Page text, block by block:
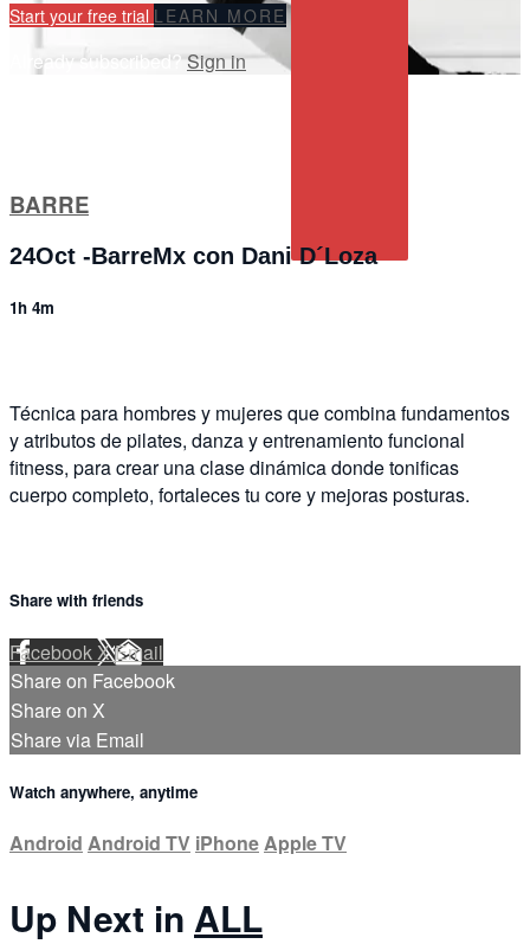
Start your free trial LEARN MORE
Already subscribed?Sign in
BARRE
24Oct -BarreMx con Dani D´Loza
1h 4m
Técnica para hombres y mujeres que combina fundamentos
y atributos de pilates, danza y entrenamiento funcional
fitness, para crear una clase dinámica donde tonificas
cuerpo completo, fortaleces tu core y mejoras posturas.
Share with friends
FacebookXEmail
Share on Facebook
Share on X
Share via Email
Watch anywhere, anytime
Android Android TV iPhoneApple TV
Up Next in ALL